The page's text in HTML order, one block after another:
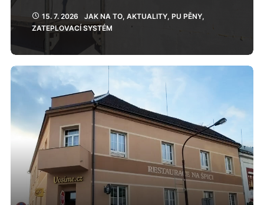
15. 7. 2026 JAK NA TO, AKTUALITY, PU PĚNY,
ZATEPLOVACÍ SYSTÉM